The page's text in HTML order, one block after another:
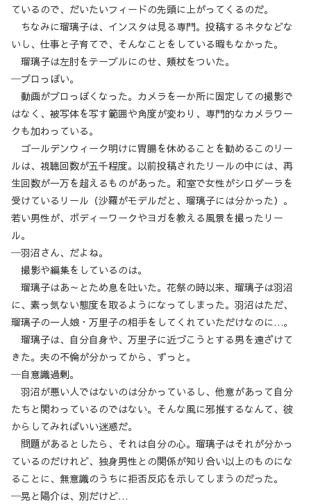
ているので、だいたいフィードの先頭に上がってくるのだ。
ちなみに瑠璃子は、インスタは見る専門。投稿するネタなどな
いし、仕事と子育てで、そんなことをしている暇もなかった。
瑠璃子は左肘をテーブルにのせ、頬杖をついた。
─プロっぽい。
動画がプロっぽくなった。カメラを一か所に固定しての撮影で
はなく、被写体を写す範囲や角度が変わり、専門的なカメラワー
クも加わっている。
ゴールデンウィーク明けに胃腸を休めることを勧めるこのリー
ルは、視聴回数が五千程度。以前投稿されたリールの中には、再
生回数が一万を超えるものがあった。和室で女性がシロダーラを
受けているリール（沙羅がモデルだと、瑠璃子には分かった）。
若い男性が、ボディーワークやヨガを教える風景を撮ったリー
ル。
─羽沼さん、だよね。
撮影や編集をしているのは。
瑠璃子はあ～とため息を吐いた。花祭の時以来、瑠璃子は羽沼
に、素っ気ない態度を取るようになってしまった。羽沼はただ、
瑠璃子の一人娘・万里子の相手をしてくれていただけなのに…。
瑠璃子は、自分自身や、万里子に近づこうとする男を遠ざけて
きた。夫の不倫が分かってから、ずっと。
─自意識過剰。
羽沼が悪い人ではないのは分かっているし、他意があって自分
たちと関わっているのではない。そんな風に邪推するなんて、彼
からしてみればいい迷惑だ。
問題があるとしたら、それは自分の心。瑠璃子はそれが分かっ
ているのだけれど、独身男性との関係が知り合い以上のものにな
ることに、無意識のうちに拒否反応を示してしまうのだった。
─晃と陽介は、別だけど…